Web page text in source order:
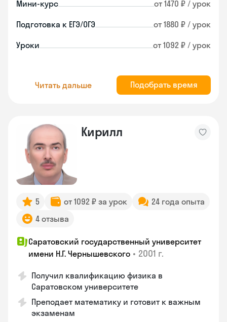
Мини-курс от 1470 ₽ / урок
Подготовка к ЕГЭ/ОГЭ от 1880 ₽ / урок
Уроки от 1092 ₽ / урок
Читать дальше Подобрать время
Кирилл
5 от 1092 ₽ за урок
24 года опыта
4 отзыва
Саратовский государственный университет
имени Н.Г. Чернышевского • 2001 г.
Получил квалификацию физика в
Саратовском университете
Преподает математику и готовит к важным
экзаменам